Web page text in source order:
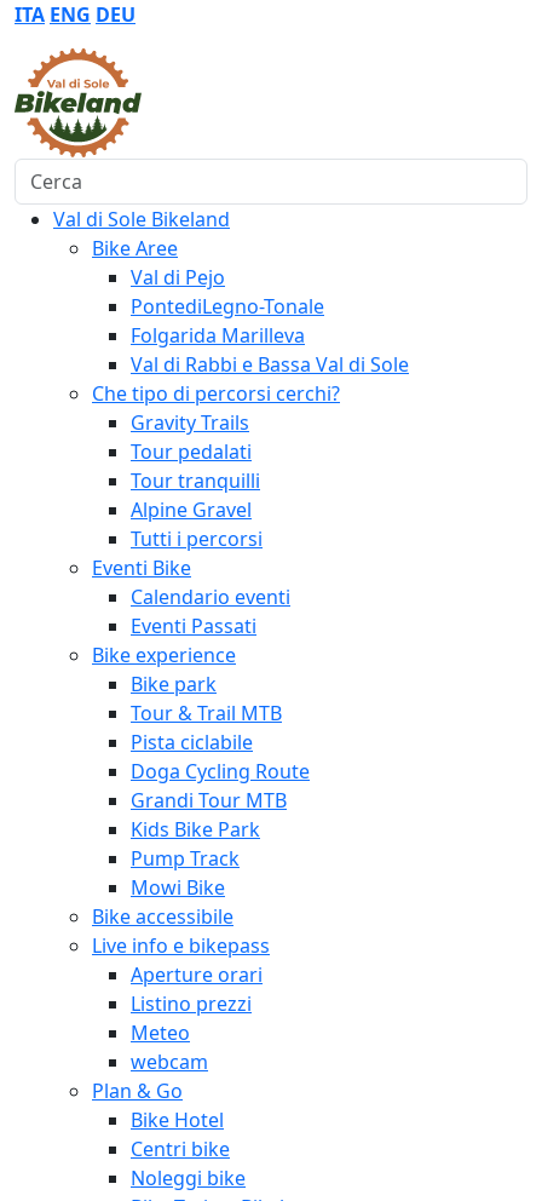
ITA ENG DEU
Cerca
Val di Sole Bikeland
Bike Aree
Val di Pejo
PontediLegno-Tonale
Folgarida Marilleva
Val di Rabbi e Bassa Val di Sole
Che tipo di percorsi cerchi?
Gravity Trails
Tour pedalati
Tour tranquilli
Alpine Gravel
Tutti i percorsi
Eventi Bike
Calendario eventi
Eventi Passati
Bike experience
Bike park
Tour & Trail MTB
Pista ciclabile
Doga Cycling Route
Grandi Tour MTB
Kids Bike Park
Pump Track
Mowi Bike
Bike accessibile
Live info e bikepass
Aperture orari
Listino prezzi
Meteo
webcam
Plan & Go
Bike Hotel
Centri bike
Noleggi bike